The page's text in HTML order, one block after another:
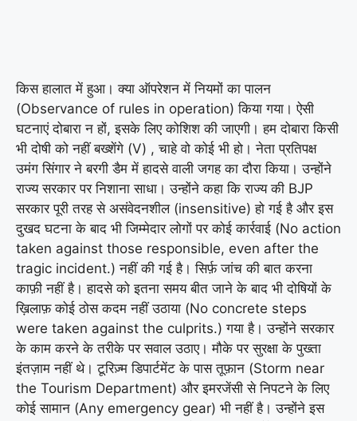
किस हालात में हुआ। क्या ऑपरेशन में नियमों का पालन
(Observance of rules in operation) किया गया। ऐसी
घटनाएं दोबारा न हों, इसके लिए कोशिश की जाएगी। हम दोबारा किसी
भी दोषी को नहीं बख्शेंगे (V) , चाहे वो कोई भी हो। नेता प्रतिपक्ष
उमंग सिंगार ने बरगी डैम में हादसे वाली जगह का दौरा किया। उन्होंने
राज्य सरकार पर निशाना साधा। उन्होंने कहा कि राज्य की BJP
सरकार पूरी तरह से असंवेदनशील (insensitive) हो गई है और इस
दुखद घटना के बाद भी जिम्मेदार लोगों पर कोई कार्रवाई (No action
taken against those responsible, even after the
tragic incident.) नहीं की गई है। सिर्फ़ जांच की बात करना
काफ़ी नहीं है। हादसे को इतना समय बीत जाने के बाद भी दोषियों के
ख़िलाफ़ कोई ठोस कदम नहीं उठाया (No concrete steps
were taken against the culprits.) गया है। उन्होंने सरकार
के काम करने के तरीके पर सवाल उठाए। मौके पर सुरक्षा के पुख्ता
इंतज़ाम नहीं थे। टूरिज़्म डिपार्टमेंट के पास तूफ़ान (Storm near
the Tourism Department) और इमरजेंसी से निपटने के लिए
कोई सामान (Any emergency gear) भी नहीं है। उन्होंने इस